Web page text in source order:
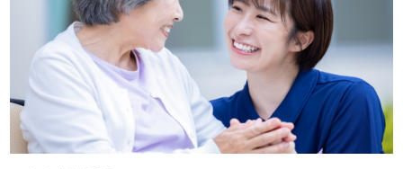
医療/福祉業界の正社員/パート求人探しは【ウィルオブ介
護】＊求人情報収集、将来的に検討の方も遠慮なく＊
LINE、メール、お電話などご希望に応じてお問い合わせ/ご
相談可能です。転職相談、求人紹介、年収交渉など完全無
料サービスをご利用いただけます。＜非公開求人も取扱い
あり！＞"転職支援"のプロと一緒に転職活動！お問い合わ
せお待ちしております。